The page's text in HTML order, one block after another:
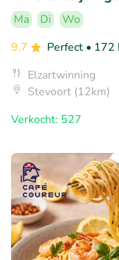
Ma Di
Wo
9.7
Perfect • 172
Elzartwinning
Stevoort (12km)
Verkocht: 527